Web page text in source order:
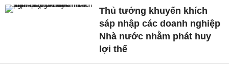
Thủ tướng khuyến khích
sáp nhập các doanh nghiệp
Nhà nước nhằm phát huy
lợi thế